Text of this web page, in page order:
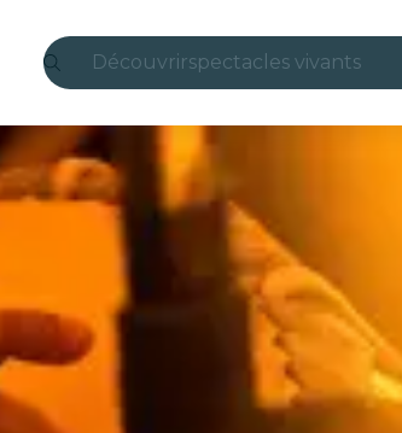
Découvrirspectacles vivants
Candlelight
Londres
expériences et villes
São Paulo
expositions